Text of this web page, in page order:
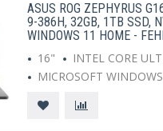
ASUS ROG ZEPHYRUS
9-386H, 32GB, 1TB SSD,
WINDOWS 11 HOME -
16"
INTEL CORE
MICROSOFT